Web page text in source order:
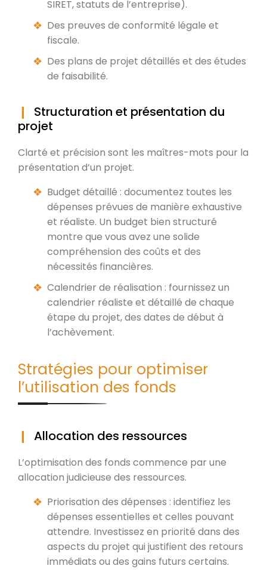
SIRET, statuts de l’entreprise).
Des preuves de conformité légale et
fiscale.
Des plans de projet détaillés et des études
de faisabilité.
Structuration et présentation du
projet
Clarté et précision sont les maîtres-mots pour la
présentation d’un projet.
Budget détaillé : documentez toutes les
dépenses prévues de manière exhaustive
et réaliste. Un budget bien structuré
montre que vous avez une solide
compréhension des coûts et des
nécessités financières.
Calendrier de réalisation : fournissez un
calendrier réaliste et détaillé de chaque
étape du projet, des dates de début à
l’achèvement.
Stratégies pour optimiser
l’utilisation des fonds
Allocation des ressources
L’optimisation des fonds commence par une
allocation judicieuse des ressources.
Priorisation des dépenses : identifiez les
dépenses essentielles et celles pouvant
attendre. Investissez en priorité dans des
aspects du projet qui justifient des retours
immédiats ou des gains futurs certains.